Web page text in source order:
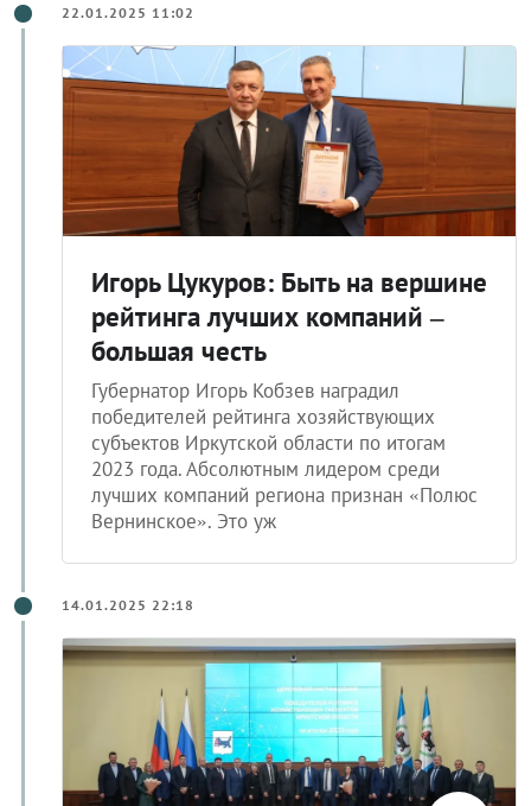
22.01.2025 11:02
Игорь Цукуров: Быть на вершине
рейтинга лучших компаний –
большая честь
Губернатор Игорь Кобзев наградил
победителей рейтинга хозяйствующих
субъектов Иркутской области по итогам
2023 года. Абсолютным лидером среди
лучших компаний региона признан «Полюс
Вернинское». Это уж
14.01.2025 22:18